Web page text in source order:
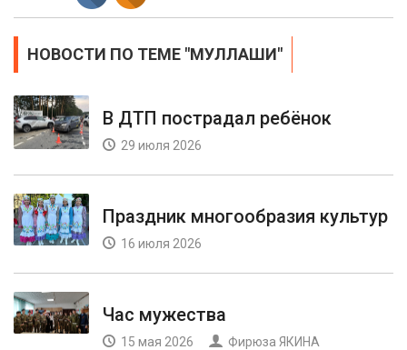
НОВОСТИ ПО ТЕМЕ "МУЛЛАШИ"
В ДТП пострадал ребёнок
29 июля 2026
Праздник многообразия культур
16 июля 2026
Час мужества
15 мая 2026 Фирюза ЯКИНА